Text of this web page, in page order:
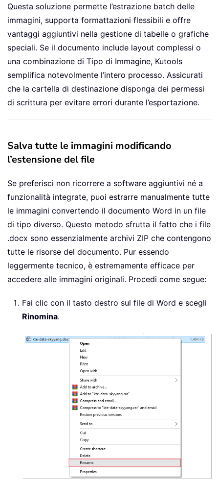
Questa soluzione permette l’estrazione batch delle
immagini, supporta formattazioni flessibili e offre
vantaggi aggiuntivi nella gestione di tabelle o grafiche
speciali. Se il documento include layout complessi o
una combinazione di Tipo di Immagine, Kutools
semplifica notevolmente l’intero processo. Assicurati
che la cartella di destinazione disponga dei permessi
di scrittura per evitare errori durante l’esportazione.
Salva tutte le immagini modificando
l’estensione del file
Se preferisci non ricorrere a software aggiuntivi né a
funzionalità integrate, puoi estrarre manualmente tutte
le immagini convertendo il documento Word in un file
di tipo diverso. Questo metodo sfrutta il fatto che i file
.docx sono essenzialmente archivi ZIP che contengono
tutte le risorse del documento. Pur essendo
leggermente tecnico, è estremamente efficace per
accedere alle immagini originali. Procedi come segue:
Fai clic con il tasto destro sul file di Word e scegli
Rinomina.